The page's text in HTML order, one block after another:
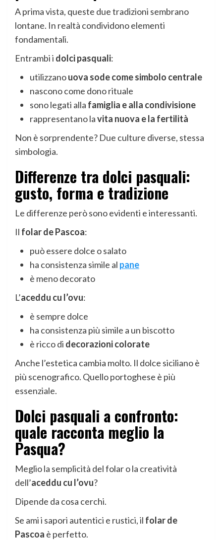
A prima vista, queste due tradizioni sembrano
lontane. In realtà condividono elementi
fondamentali.
Entrambi i dolci pasquali:
utilizzanouova sode come simbolo centrale
nascono come dono rituale
sono legati alla famiglia e alla condivisione
rappresentano lavita nuova e la fertilità
Non è sorprendente? Due culture diverse, stessa
simbologia.
Differenze tra dolci pasquali:
gusto, forma e tradizione
Le differenze però sono evidenti e interessanti.
Il folar de Pascoa:
può essere dolce o salato
ha consistenza simile al pane
è meno decorato
L’aceddu cu l’ovu:
è sempre dolce
ha consistenza più simile a un biscotto
è ricco di decorazioni colorate
Anche l’estetica cambia molto. Il dolce siciliano è
più scenografico. Quello portoghese è più
essenziale.
Dolci pasquali a confronto:
quale racconta meglio la
Pasqua?
Meglio la semplicità del folar o la creatività
dell’aceddu cu l’ovu?
Dipende da cosa cerchi.
Se ami i sapori autentici e rustici, il folar de
Pascoa è perfetto.